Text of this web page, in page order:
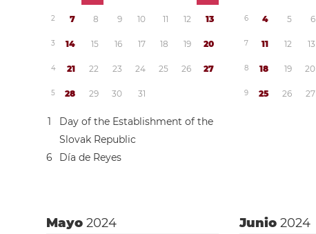
2 7 8 9 10 11 12 13
3 14 15 16 17 18 19 20
4 21 22 23 24 25 26 27
5 28 29 30 31
1
Day of the Establishment of the
Slovak Republic
6
Día de Reyes
6 4 5 6
7 11 12 13
8 18 19 20
9 25 26 27
Mayo2024 Junio2024